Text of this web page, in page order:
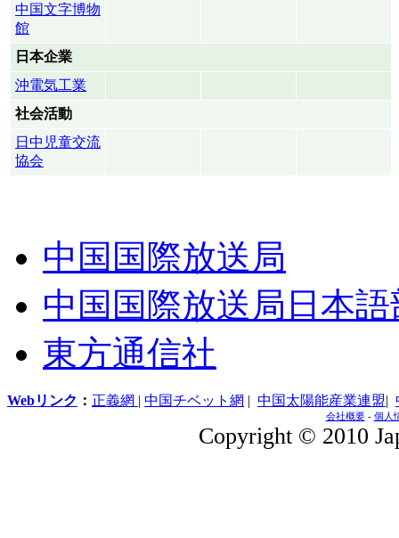
中国文字博物
館
日本企業
沖電気工業
社会活動
日中児童交流
協会
中国国際放送局
中国国際放送局日本語
東方通信社
Webリンク ： 正義網 | 中国チベット網 | 中国太陽能産業連盟|
会社概要- 個人
Copyright © 2010